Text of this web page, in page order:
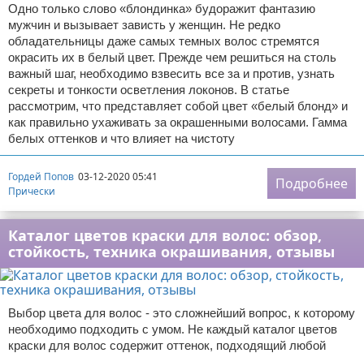
Одно только слово «блондинка» будоражит фантазию
мужчин и вызывает зависть у женщин. Не редко
обладательницы даже самых темных волос стремятся
окрасить их в белый цвет. Прежде чем решиться на столь
важный шаг, необходимо взвесить все за и против, узнать
секреты и тонкости осветления локонов. В статье
рассмотрим, что представляет собой цвет «белый блонд» и
как правильно ухаживать за окрашенными волосами. Гамма
белых оттенков и что влияет на чистоту
Гордей Попов 03-12-2020 05:41
Прически
Подробнее
Каталог цветов краски для волос: обзор,
стойкость, техника окрашивания, отзывы
Выбор цвета для волос - это сложнейший вопрос, к которому
необходимо подходить с умом. Не каждый каталог цветов
краски для волос содержит оттенок, подходящий любой